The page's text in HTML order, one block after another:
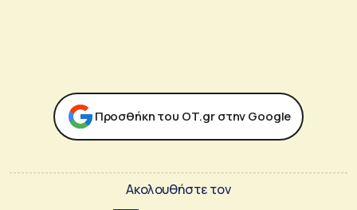
Προσθήκη του ΟΤ.gr στην Google
Ακολουθήστε τον